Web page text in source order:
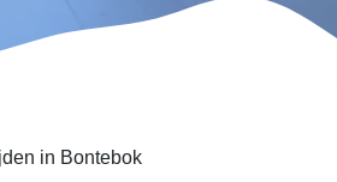
in Bontebok